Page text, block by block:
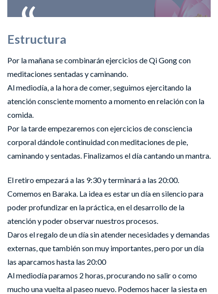
Estructura
Por la mañana se combinarán ejercicios de Qi Gong con
meditaciones sentadas y caminando.
Al mediodía, a la hora de comer, seguimos ejercitando la
atención consciente momento a momento en relación con la
comida.
Por la tarde empezaremos con ejercicios de consciencia
corporal dándole continuidad con meditaciones de pie,
caminando y sentadas. Finalizamos el día cantando un mantra.
El retiro empezará a las 9:30 y terminará a las 20:00.
Comemos en Baraka. La idea es estar un día en silencio para
poder profundizar en la práctica, en el desarrollo de la
atención y poder observar nuestros procesos.
Daros el regalo de un día sin atender necesidades y demandas
externas, que también son muy importantes, pero por un día
las aparcamos hasta las 20:00
Al mediodía paramos 2 horas, procurando no salir o como
mucho una vuelta al paseo nuevo. Podemos hacer la siesta en